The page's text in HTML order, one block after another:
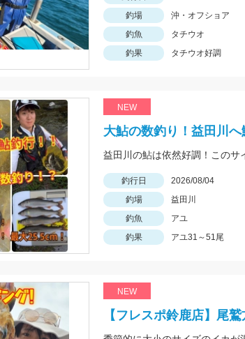
釣場
沖・オフショア
釣魚
タチウオ
釣果
タチウオ好調
NEW
大鮎の数釣り！益田川
釣行日 2026/08/04
釣場
益田川
釣魚
アユ
釣果
アユ31～51尾
NEW
【フレスポ鈴鹿店】尾